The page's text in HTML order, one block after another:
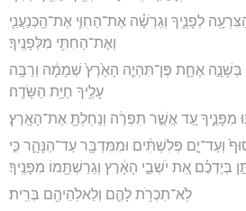
לְפָנֶ֑יךָ וְגֵרְשָׁ֗ה אֶת־הַחִוִּ֧י אֶת־הַֽכְּנַעֲנִ֛י
וְאֶת־הַחִתִּ֖י מִלְּפָנֶֽיךָ׃
בְּשָׁנָ֣ה אֶחָ֑ת פֶּן־תִּהְיֶ֤ה הָאָ֙רֶץ֙ שְׁמָמָ֔ה וְרַבָּ֥ה
עָלֶ֖יךָ חַיַּ֥ת הַשָּׂדֶֽה׃
מִפָּנֶ֑יךָ עַ֚ד אֲשֶׁ֣ר תִּפְרֶ֔ה וְנָחַלְתָּ֖ אֶת־הָאָֽרֶץ׃
וְעַד־יָ֣ם פְּלִשְׁתִּ֔ים וּמִמִּדְבָּ֖ר עַד־הַנָּהָ֑ר כִּ֣י
בְּיֶדְכֶ֗ם אֵ֚ת יֹשְׁבֵ֣י הָאָ֔רֶץ וְגֵרַשְׁתָּ֖מוֹ מִפָּנֶֽיךָ׃
לֹֽא־תִכְרֹ֥ת לָהֶ֛ם וְלֵאלֹֽהֵיהֶ֖ם בְּרִֽית׃